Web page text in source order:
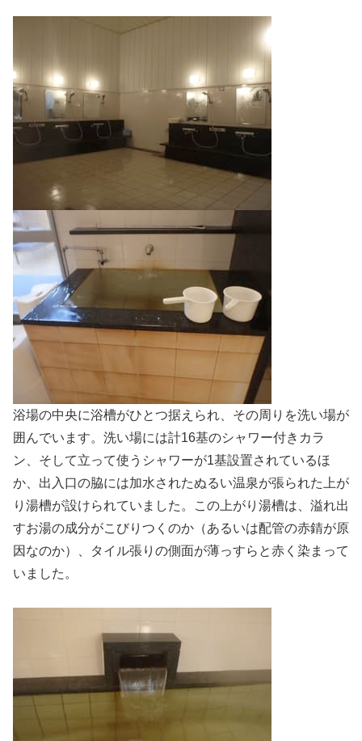
浴場の中央に浴槽がひとつ据えられ、その周りを洗い場が
囲んでいます。洗い場には計16基のシャワー付きカラ
ン、そして立って使うシャワーが1基設置されているほ
か、出入口の脇には加水されたぬるい温泉が張られた上が
り湯槽が設けられていました。この上がり湯槽は、溢れ出
すお湯の成分がこびりつくのか（あるいは配管の赤錆が原
因なのか）、タイル張りの側面が薄っすらと赤く染まって
いました。